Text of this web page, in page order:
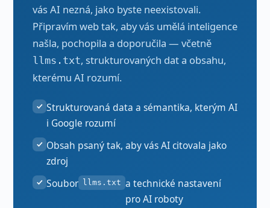
vás AI nezná, jako byste neexistovali.
Připravím web tak, aby vás umělá inteligence
našla, pochopila a doporučila — včetně
llms.txt, strukturovaných dat a obsahu,
kterému AI rozumí.
Strukturovaná data a sémantika, kterým AI
i Google rozumí
Obsah psaný tak, aby vás AI citovala jako
zdroj
Soubor llms.txt a technické nastavení
pro AI roboty